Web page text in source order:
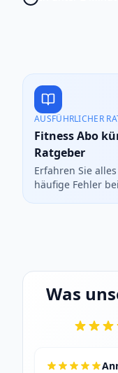
AUSFÜHRLICHER
Fitness Abo
Ratgeber
Erfahren Sie
häufige Fehler
Was